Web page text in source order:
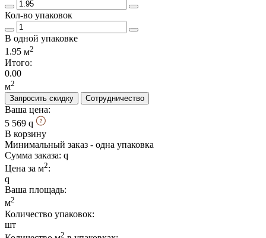
Кол-во упаковок
В одной упаковке
1.95 м2
Итого:
0.00
м2
Запросить скидку
Сотрудничество
Ваша цена:
5 569
В корзину
Минимальный заказ - одна упаковка
Сумма заказа:
Цена за м2:
Ваша площадь:
м2
Количество упаковок:
шт
2